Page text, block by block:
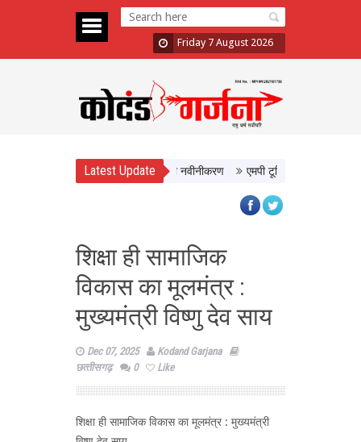
Friday 7 August 2026
Latest Update
बेहतर सुविधा, Hidden Pull का होगा नवीनीकरण एमपी टूरिज्म बोर्ड और टाटा
शिक्षा ही सामाजिक
विकास का मूलमंत्र :
मुख्यमंत्री विष्णु देव साय
Dec 07, 2025
Kodand Garjana
छत्‍तीसगढ़
0 Like
शिक्षा ही सामाजिक विकास का मूलमंत्र : मुख्यमंत्री